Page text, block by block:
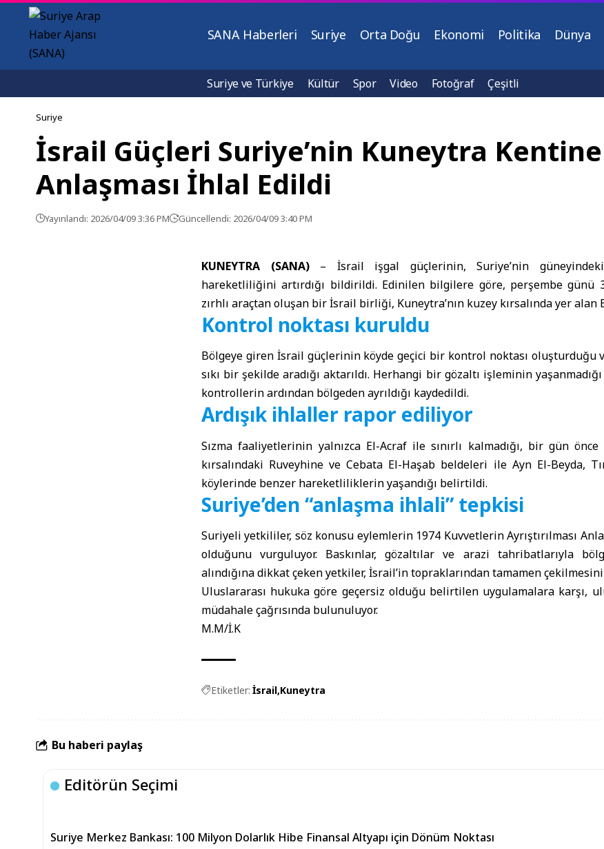
SANA Haberleri Suriye Orta Doğu Ekonomi Politika Dünya
Suriye ve Türkiye Kültür Spor Video Fotoğraf Çeşitli
Suriye
İsrail Güçleri Suriye’nin Kuneytra Kentine
Anlaşması İhlal Edildi
Yayınlandı: 2026/04/09 3:36 PM Güncellendi: 2026/04/09 3:40 PM
KUNEYTRA (SANA)– İsrail işgal güçlerinin, Suriye’nin
hareketliliğini artırdığı bildirildi. Edinilen bilgilere göre, perşembe günü
zırhlı araçtan oluşan bir İsrail birliği, Kuneytra’nın kuzey kırsalında yer alan
Kontrol noktası kuruldu
Bölgeye giren İsrail güçlerinin köyde geçici bir kontrol noktası oluşturduğu
sıkı bir şekilde aradığı aktarıldı. Herhangi bir gözaltı işleminin
kontrollerin ardından bölgeden ayrıldığı kaydedildi.
Ardışık ihlaller rapor ediliyor
Sızma faaliyetlerinin yalnızca El-Acraf ile sınırlı kalmadığı, bir gün önce
kırsalındaki Ruveyhine ve Cebata El-Haşab beldeleri ile Ayn El-Beyda,
köylerinde benzer hareketliliklerin yaşandığı belirtildi.
Suriye’den “anlaşma ihlali” tepkisi
Suriyeli yetkililer, söz konusu eylemlerin 1974 Kuvvetlerin Ayrıştırılması
olduğunu vurguluyor. Baskınlar, gözaltılar ve arazi tahribatlarıyla
alındığına dikkat çeken yetkiler, İsrail’in topraklarından tamamen
Uluslararası hukuka göre geçersiz olduğu belirtilen uygulamalara karşı,
müdahale çağrısında bulunuluyor.
M.M/İ.K
Etiketler: İsrail Kuneytra
Bu haberi paylaş
Editörün Seçimi
Suriye Merkez Bankası: 100 Milyon Dolarlık Hibe Finansal Altyapı için Dönüm Noktası